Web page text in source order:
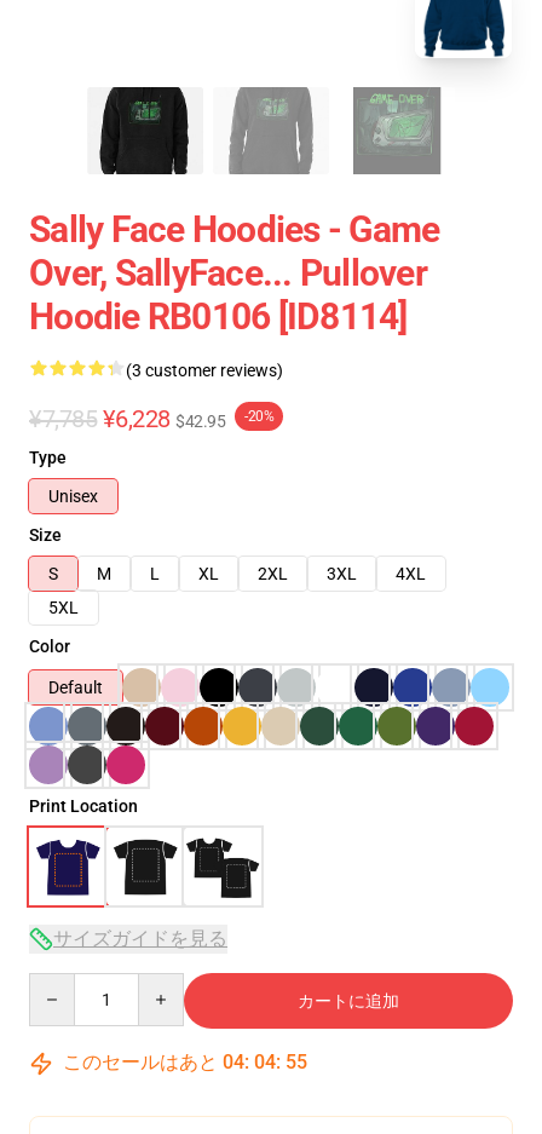
Sally Face Hoodies - Game
Over, SallyFace... Pullover
Hoodie RB0106 [ID8114]
(3 customer reviews)
¥7,785 ¥6,228 $42.95 -20%
Type
Unisex
Size
S
M L XL 2XL 3XL
4XL
5XL
Color
Default
Print Location
サイズガイドを見る
カートに追加
このセールはあと 04: 04: 54